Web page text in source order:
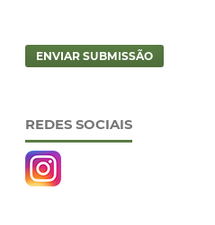
ENVIAR SUBMISSÃO
REDES SOCIAIS